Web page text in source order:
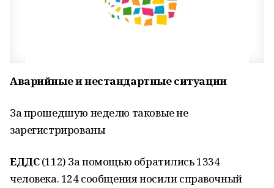
Аварийные и нестандартные ситуации
За прошедшую неделю таковые не
зарегистрированы
ЕДДС(112) За помощью обратились 1334
человека. 124 сообщения носили справочный